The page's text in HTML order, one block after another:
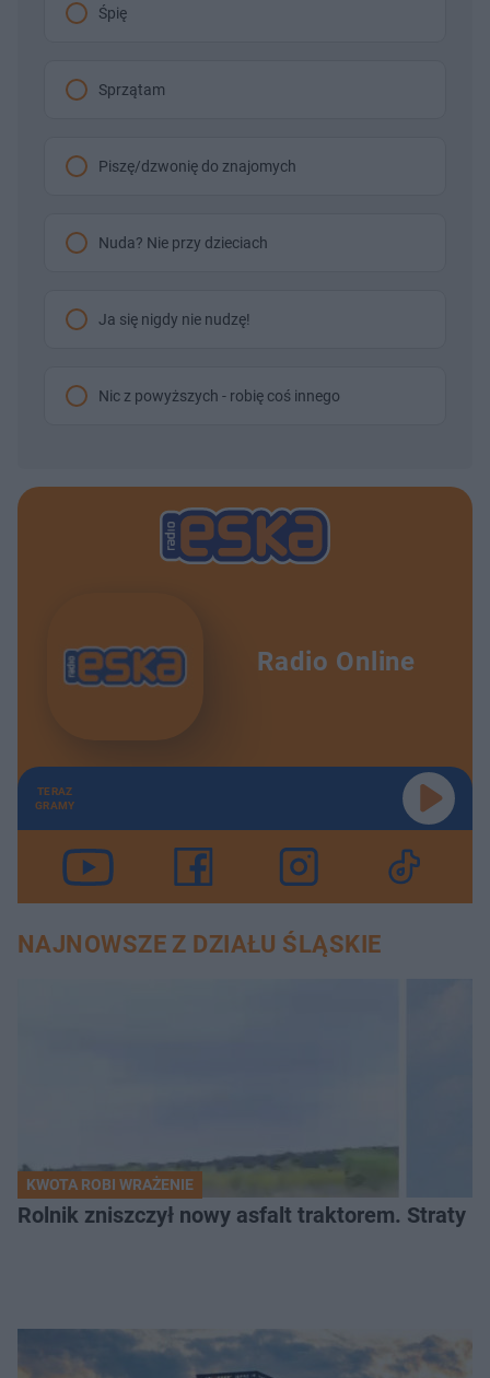
Śpię
Sprzątam
Piszę/dzwonię do znajomych
Nuda? Nie przy dzieciach
Ja się nigdy nie nudzę!
Nic z powyższych - robię coś innego
Radio Online
TERAZ
GRAMY
NAJNOWSZE Z DZIAŁU ŚLĄSKIE
KWOTA ROBI WRAŻENIE
Rolnik zniszczył nowy asfalt traktorem. Straty